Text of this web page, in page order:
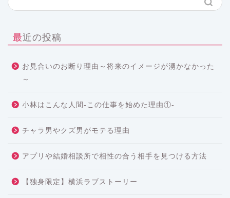
最近の投稿
お見合いのお断り理由～将来のイメージが湧かなかった
～
小林はこんな人間-この仕事を始めた理由①-
チャラ男やクズ男がモテる理由
アプリや結婚相談所で相性の合う相手を見つける方法
【独身限定】横浜ラブストーリー